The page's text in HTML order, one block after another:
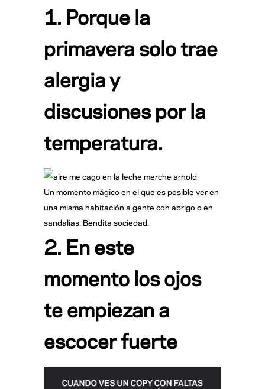
1. Porque la
primavera solo trae
alergia y
discusiones por la
temperatura.
Un momento mágico en el que es posible ver en
una misma habitación a gente con abrigo o en
sandalias. Bendita sociedad.
2. En este
momento los ojos
te empiezan a
escocer fuerte